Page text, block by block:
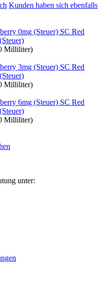
Kunden haben sich ebenfalls
SC Red
Milliliter)
SC Red
Milliliter)
SC Red
Milliliter)
unter: